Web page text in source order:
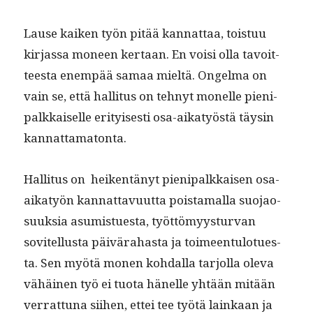
Lause kaiken työn pitää kan­nat­taa, tois­tuu
kir­jas­sa mon­een ker­taan. En voisi olla tavoit­
teesta enem­pää samaa mieltä. Ongel­ma on
vain se, että hal­li­tus on tehnyt mon­elle pieni­
palkkaiselle eri­tyis­es­ti osa-aikatyöstä täysin
kannattamatonta.
Hal­li­tus on heiken­tänyt pieni­palkkaisen osa-
aikatyön kan­nat­tavu­ut­ta pois­ta­mal­la suo­jao­
suuk­sia asum­istues­ta, työt­tömyys­tur­van
sovitel­lus­ta päivära­has­ta ja toimeen­tu­lotues­
ta. Sen myötä mon­en kohdal­la tar­jol­la ole­va
vähäi­nen työ ei tuo­ta hänelle yhtään mitään
ver­rat­tuna siihen, ettei tee työtä lainkaan ja